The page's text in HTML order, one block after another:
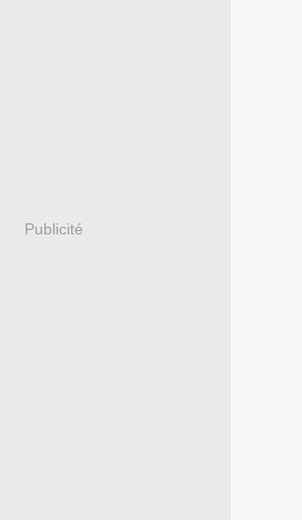
Publicité